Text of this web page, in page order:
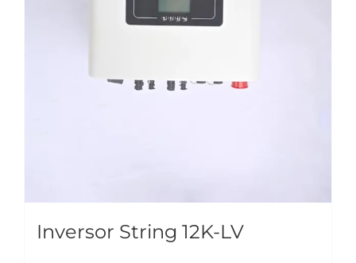
Inversor String 12K-LV